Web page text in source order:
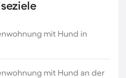
mit Hund in
mit Hund an der